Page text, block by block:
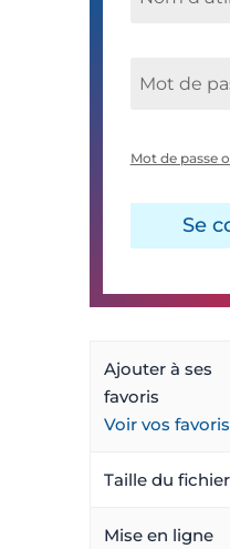
Mot de passe
Se
Ajouter à ses
favoris
Voir vos favoris
Taille du fichier
Mise en ligne